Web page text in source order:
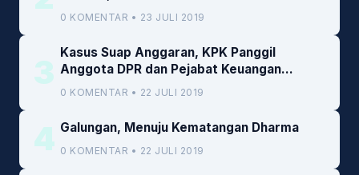
0 KOMENTAR • 23 JULI 2019
3
Kasus Suap Anggaran, KPK Panggil
Anggota DPR dan Pejabat Keuangan
Kemenkeu
0 KOMENTAR • 22 JULI 2019
4 Galungan, Menuju Kematangan Dharma
0 KOMENTAR • 22 JULI 2019